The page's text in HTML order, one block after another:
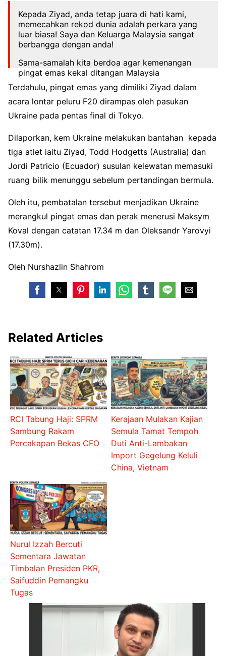
Kepada Ziyad, anda tetap juara di hati kami,
memecahkan rekod dunia adalah perkara yang
luar biasa! Saya dan Keluarga Malaysia sangat
berbangga dengan anda!
Sama-samalah kita berdoa agar kemenangan
pingat emas kekal ditangan Malaysia
#malaysiaboleh
#letlogicprevail
pic.twitter.com/K6Q2dQJPKw
— Ismail Sabri (@IsmailSabri60)
Terdahulu, pingat emas yang dimiliki Ziyad dalam
acara lontar peluru F20 dirampas oleh pasukan
Ukraine pada pentas final di Tokyo.
Dilaporkan, kem Ukraine melakukan bantahan kepada
tiga atlet iaitu Ziyad, Todd Hodgetts (Australia) dan
Jordi Patricio (Ecuador) susulan kelewatan memasuki
ruang bilik menunggu sebelum pertandingan bermula.
Oleh itu, pembatalan tersebut menjadikan Ukraine
merangkul pingat emas dan perak menerusi Maksym
Koval dengan catatan 17.34 m dan Oleksandr Yarovyi
(17.30m).
Oleh Nurshazlin Shahrom
Related Articles
RCI Tabung Haji: SPRM
Sambung Rakam
Percakapan Bekas CFO
Kerajaan Mulakan Kajian
Semula Tamat Tempoh
Duti Anti-Lambakan
Import Gegelung Keluli
China, Vietnam
Nurul Izzah Bercuti
Sementara Jawatan
Timbalan Presiden PKR,
Saifuddin Pemangku
Tugas